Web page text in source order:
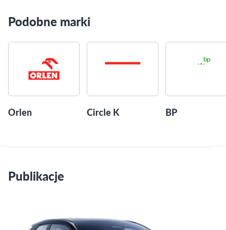
Podobne marki
Orlen Circle K BP
Publikacje